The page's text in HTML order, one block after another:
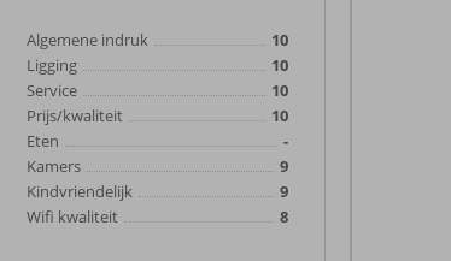
Algemene indruk
10
Ligging
10
Service
10
Prijs/kwaliteit
10
Eten
-
Kamers
9
Kindvriendelijk
9
Wifi kwaliteit
8